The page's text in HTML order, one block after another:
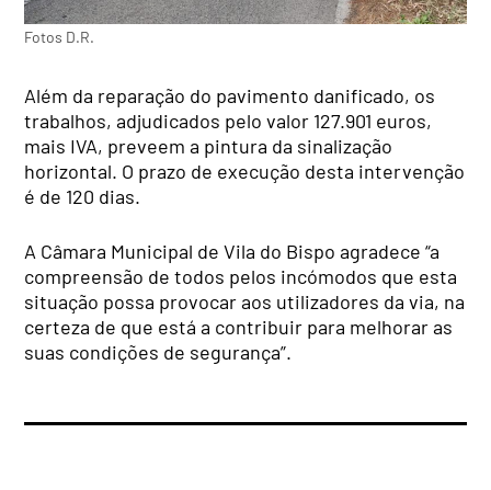
Fotos D.R.
Além da reparação do pavimento danificado, os
trabalhos, adjudicados pelo valor 127.901 euros,
mais IVA, preveem a pintura da sinalização
horizontal. O prazo de execução desta intervenção
é de 120 dias.
A Câmara Municipal de Vila do Bispo agradece “a
compreensão de todos pelos incómodos que esta
situação possa provocar aos utilizadores da via, na
certeza de que está a contribuir para melhorar as
suas condições de segurança”.